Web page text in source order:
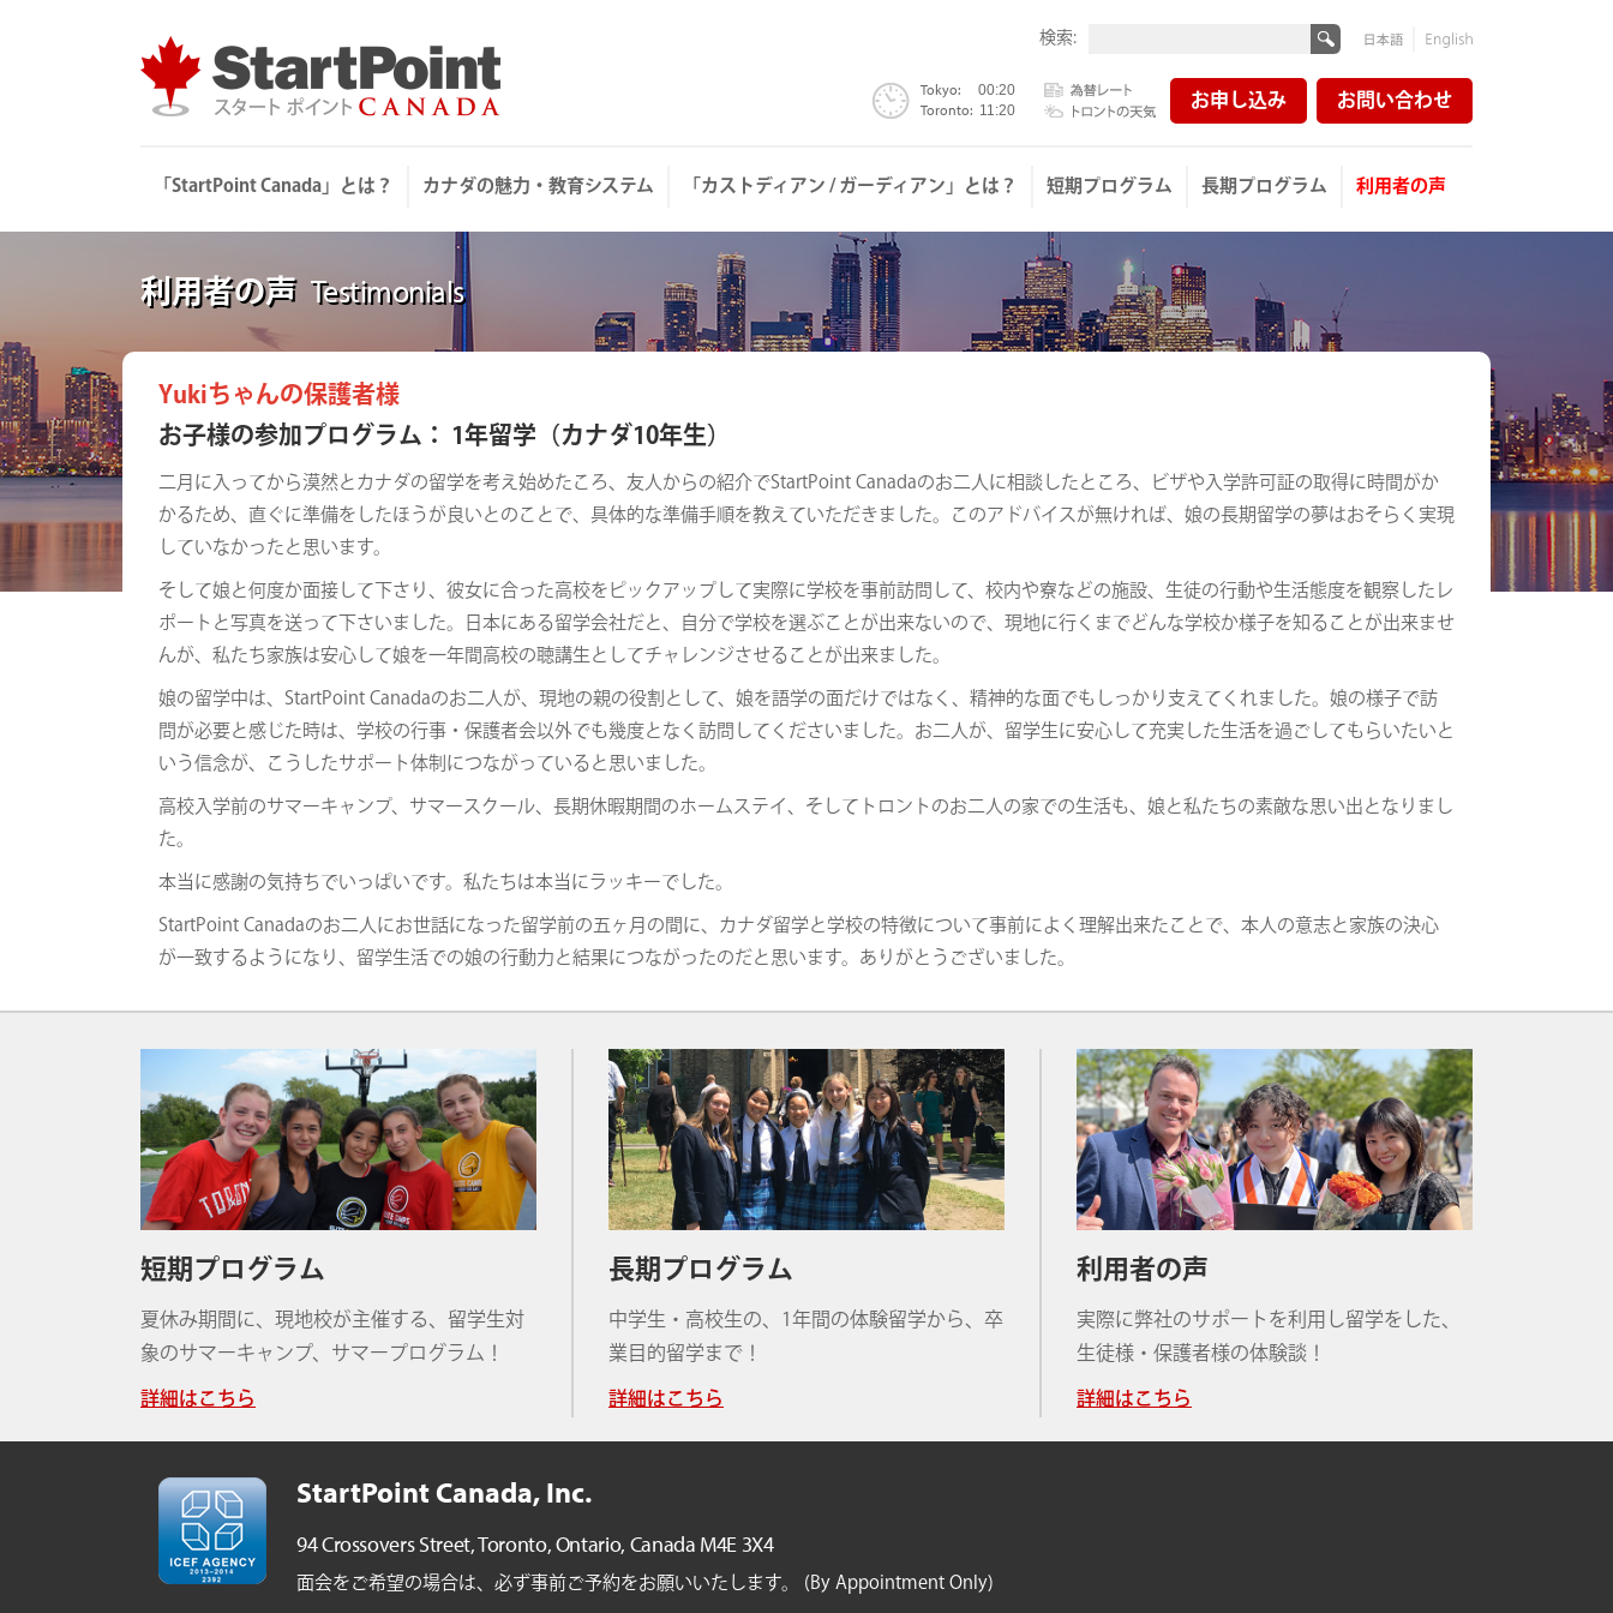
検索:
語
Tokyo:
Toronto:
為替レート
お申し込み お問い合わせ
「StartPoint Canada」とは？ カナダの魅力・教育システム 「カストディアン / ガーディアン」とは？ 短期プログラム 長期プログラム 利用者の声
利用者の声 Testimonials
Yukiちゃんの保護者様
お子様の参加プログラム： 1年留学（カナダ10年生）
二月に入ってから漠然とカナダの留学を考え始めたころ、友人からの紹介でStartPoint Canadaのお二人に相談したところ、ビザや入学許可証の取得に時間がか
かるため、直ぐに準備をしたほうが良いとのことで、具体的な準備手順を教えていただきました。このアドバイスが無ければ、娘の長期留学の夢はおそらく実現
していなかったと思います。
そして娘と何度か面接して下さり、彼女に合った高校をピックアップして実際に学校を事前訪問して、校内や寮などの施設、生徒の行動や生活態度を観察したレ
ポートと写真を送って下さいました。日本にある留学会社だと、自分で学校を選ぶことが出来ないので、現地に行くまでどんな学校か様子を知ることが出来ませ
んが、私たち家族は安心して娘を一年間高校の聴講生としてチャレンジさせることが出来ました。
娘の留学中は、StartPoint Canadaのお二人が、現地の親の役割として、娘を語学の面だけではなく、精神的な面でもしっかり支えてくれました。娘の様子で訪
問が必要と感じた時は、学校の行事・保護者会以外でも幾度となく訪問してくださいました。お二人が、留学生に安心して充実した生活を過ごしてもらいたいと
いう信念が、こうしたサポート体制につながっていると思いました。
高校入学前のサマーキャンプ、サマースクール、長期休暇期間のホームステイ、そしてトロントのお二人の家での生活も、娘と私たちの素敵な思い出となりまし
た。
本当に感謝の気持ちでいっぱいです。私たちは本当にラッキーでした。
StartPoint Canadaのお二人にお世話になった留学前の五ヶ月の間に、カナダ留学と学校の特徴について事前によく理解出来たことで、本人の意志と家族の決心
が一致するようになり、留学生活での娘の行動力と結果につながったのだと思います。ありがとうございました。
短期プログラム
夏休み期間に、現地校が主催する、留学生対
象のサマーキャンプ、サマープログラム！
詳細はこちら
長期プログラム
中学生・高校生の、1年間の体験留学から、卒
業目的留学まで！
詳細はこちら
利用者の声
実際に弊社のサポートを利用し留学をした、
生徒様・保護者様の体験談！
詳細はこちら
StartPoint Canada, Inc.
94 Crossovers Street,Toronto, Ontario, Canada M4E 3X4
面会をご希望の場合は、必ず事前ご予約をお願いいたします。 (By Appointment Only)